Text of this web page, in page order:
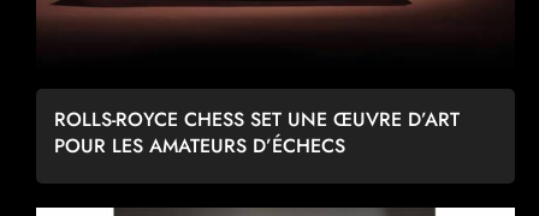
ROLLS-ROYCE CHESS SET UNE ŒUVRE D’ART
POUR LES AMATEURS D’ÉCHECS